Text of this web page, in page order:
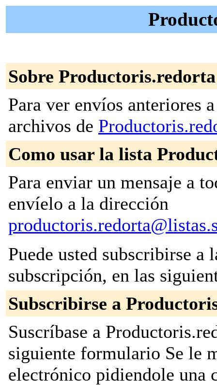
Sobre Productoris.redorta
Para ver envíos anteriores
archivos de
Como usar la lista
Para enviar un mensaje a
envíelo a la dirección
Puede usted subscribirse a
subscripción, en las
Subscribirse a
Suscríbase a
siguiente formulario Se le
electrónico pidiendole una